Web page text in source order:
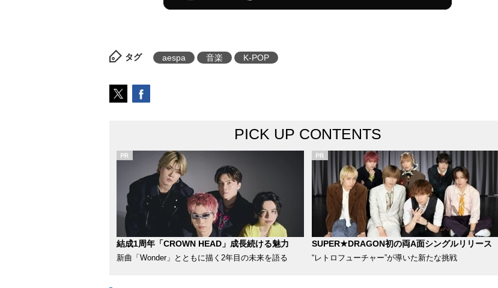
タグ aespa 音楽 K-POP
PICK UP CONTENTS
結成1周年「CROWN HEAD」成長続ける魅力
新曲「Wonder」とともに描く2年目の未来を語る
SUPER★DRAGON初の両A面シングルリリース
“レトロフューチャー”が導いた新たな挑戦